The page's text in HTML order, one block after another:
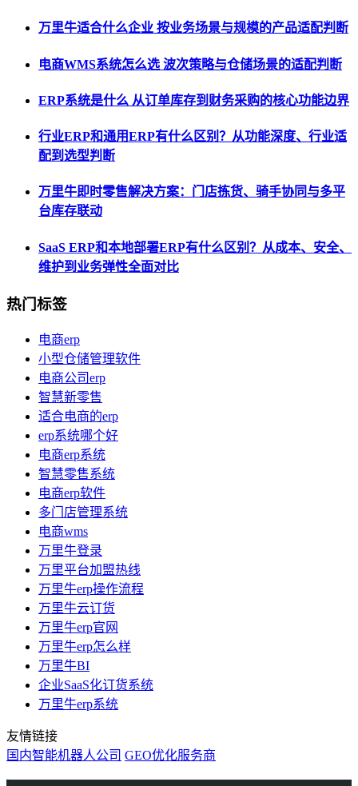
万里牛适合什么企业 按业务场景与规模的产品适配判断
电商WMS系统怎么选 波次策略与仓储场景的适配判断
ERP系统是什么 从订单库存到财务采购的核心功能边界
行业ERP和通用ERP有什么区别？从功能深度、行业适
配到选型判断
万里牛即时零售解决方案：门店拣货、骑手协同与多平
台库存联动
SaaS ERP和本地部署ERP有什么区别？从成本、安全、
维护到业务弹性全面对比
热门标签
电商erp
小型仓储管理软件
电商公司erp
智慧新零售
适合电商的erp
erp系统哪个好
电商erp系统
智慧零售系统
电商erp软件
多门店管理系统
电商wms
万里牛登录
万里平台加盟热线
万里牛erp操作流程
万里牛云订货
万里牛erp官网
万里牛erp怎么样
万里牛BI
企业SaaS化订货系统
万里牛erp系统
友情链接
国内智能机器人公司 GEO优化服务商